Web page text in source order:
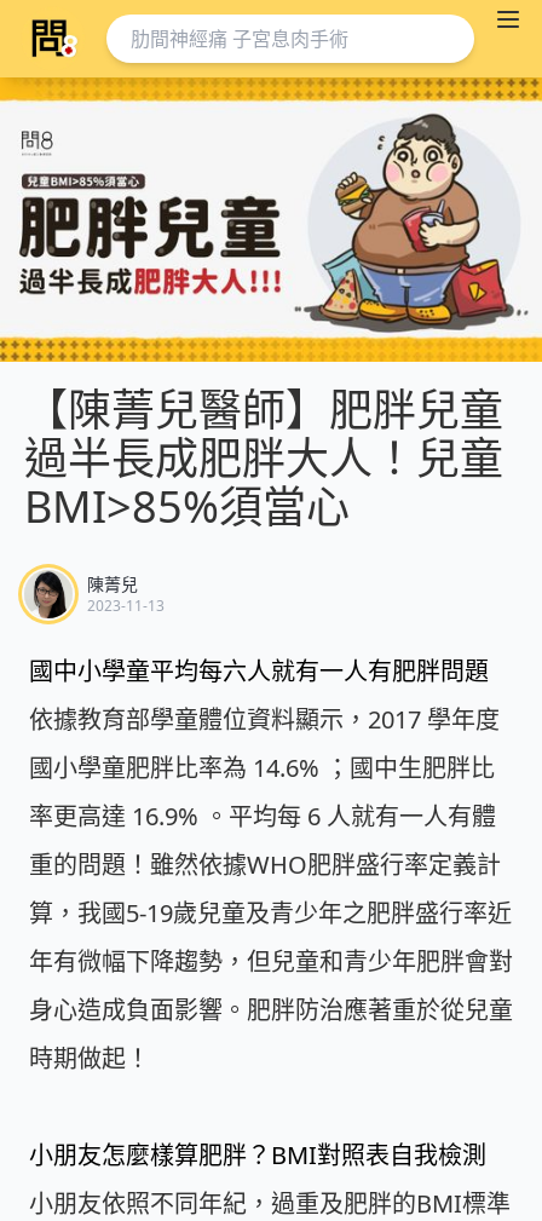
【陳菁兒醫師】肥胖兒童
過半長成肥胖大人！兒童
BMI>85%須當心
陳菁兒
2023-11-13
國中小學童平均每六人就有一人有肥胖問題
依據教育部學童體位資料顯示，2017 學年度
國小學童肥胖比率為 14.6% ；國中生肥胖比
率更高達 16.9% 。平均每 6 人就有一人有體
重的問題！雖然依據WHO肥胖盛行率定義計
算，我國5-19歲兒童及青少年之肥胖盛行率近
年有微幅下降趨勢，但兒童和青少年肥胖會對
身心造成負面影響。肥胖防治應著重於從兒童
時期做起！
小朋友怎麼樣算肥胖？BMI對照表自我檢測
小朋友依照不同年紀，過重及肥胖的BMI標準